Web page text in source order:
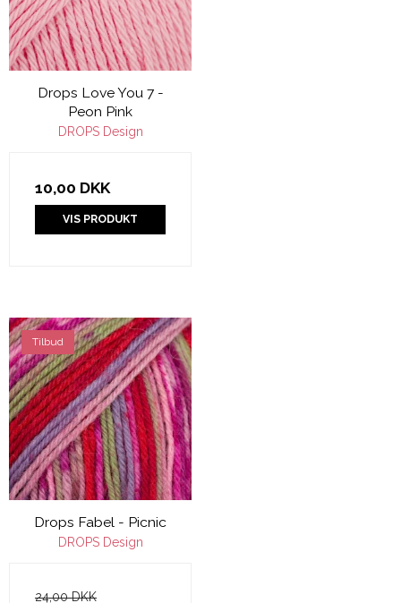
Drops Love You 7 -
Peon Pink
DROPS Design
10,00 DKK
VIS PRODUKT
Tilbud
Drops Fabel - Picnic
DROPS Design
24,00 DKK